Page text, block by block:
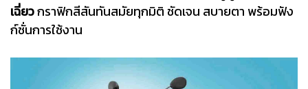
เฉี่ยวกราฟิกสีสันทันสมัยทุกมิติ ชัดเจน สบายตา พร้อมฟัง
ก์ชั่นการใช้งาน